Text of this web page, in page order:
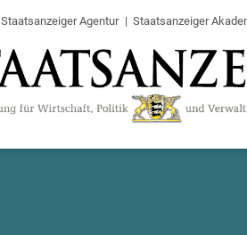
Staatsanzeiger Agentur Staatsanzeiger